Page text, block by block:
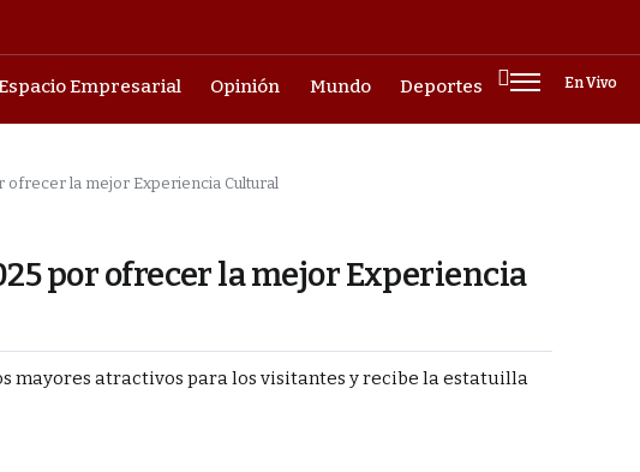
Empresarial Opinión Mundo Deportes En Vivo
ofrecer la mejor Experiencia Cultural
por ofrecer la mejor Experiencia
mayores atractivos para los visitantes y recibe la estatuilla